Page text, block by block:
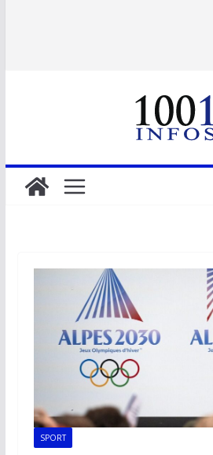
SPORT